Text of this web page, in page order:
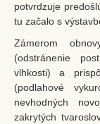
potvrdzuje
tu začalo s
Zámerom
(odstránenie
vlhkosti) a
(podlahové
nevhodných
zakrytých